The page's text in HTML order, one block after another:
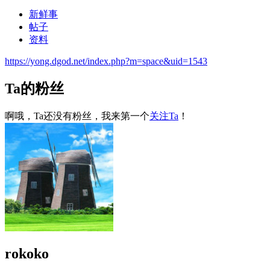
新鲜事
帖子
资料
https://yong.dgod.net/index.php?m=space&uid=1543
Ta的粉丝
啊哦，Ta还没有粉丝，我来第一个关注Ta ！
rokoko